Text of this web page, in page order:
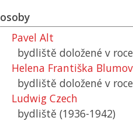
osoby
Pavel Alt
bydliště doložené v
Helena Františka
bydliště doložené v
Ludwig Czech
bydliště (1936-1942)